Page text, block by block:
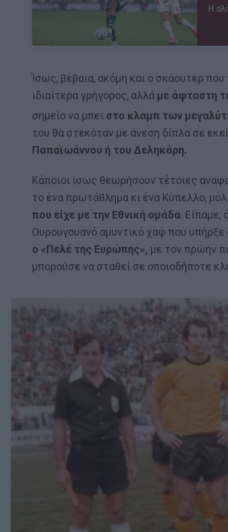
Η
Ίσως, βέβαια, ακόμη και ο σκάουτερ
ιδιαίτερα γρήγορος, αλλά με άφταστη
σημείο να μπει στο κλαμπ των
του θα στεκόταν με άνεση δίπλα σε
Παπαϊωάννου ή του Δεληκάρη.
Κάποιοι ίσως θεωρήσουν τέτοιες
το ένα πρωτάθλημα κι ένα Κύπελλο,
που είχε με την Εθνική ομάδα. Είπαμε,
Ουρουγουανό αμυντικό χαφ που
ο «Πελέ της Ευρώπης», με τον πρώην
μπορούσε να σταθεί σε οποιοδήποτε